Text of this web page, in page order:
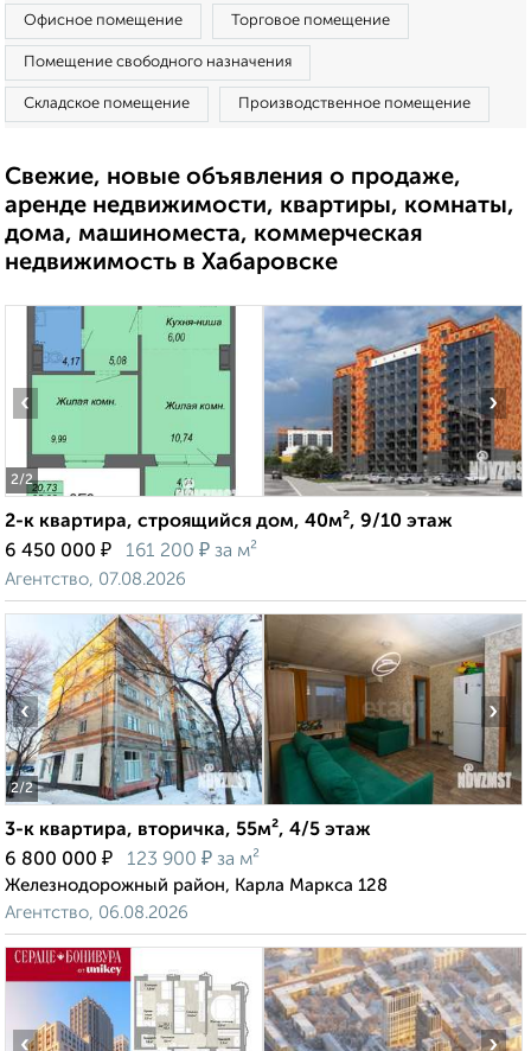
Офисное помещение Торговое помещение
Помещение свободного назначения
Складское помещение Производственное помещение
Свежие, новые объявления о продаже,
аренде недвижимости, квартиры, комнаты,
дома, машиноместа, коммерческая
недвижимость в Хабаровске
2/2
‹ ›
2-к квартира, строящийся дом, 40м², 9/10 этаж
6 450 000 ₽ 161 200 ₽ за м²
Агентство, 07.08.2026
2/2
‹ ›
3-к квартира, вторичка, 55м², 4/5 этаж
6 800 000 ₽ 123 900 ₽ за м²
Железнодорожный район, Карла Маркса 128
Агентство, 06.08.2026
‹ ›